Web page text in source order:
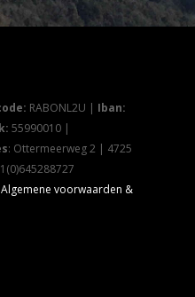
RABONL2U | Iban:
55990010 |
: Ottermeerweg 2 | 4725
Algemene voorwaarden &